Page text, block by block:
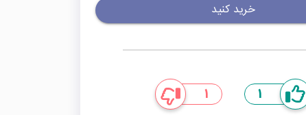
خرید کنید
1
1